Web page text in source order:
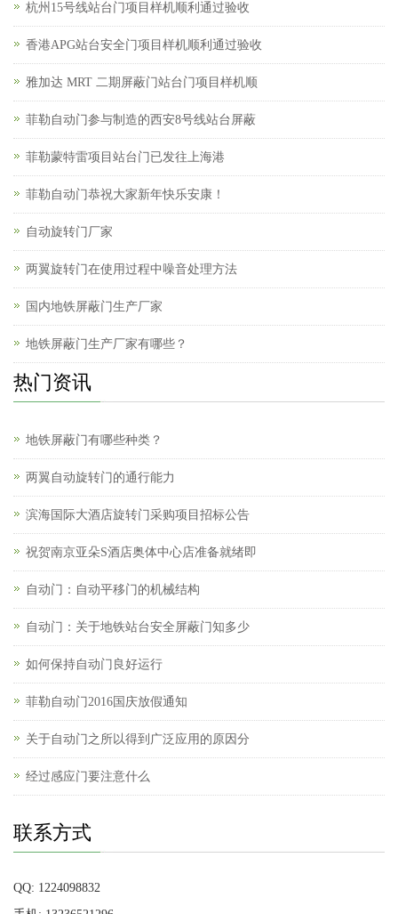
杭州15号线站台门项目样机顺利通过验收
香港APG站台安全门项目样机顺利通过验收
雅加达 MRT 二期屏蔽门站台门项目样机顺
菲勒自动门参与制造的西安8号线站台屏蔽
菲勒蒙特雷项目站台门已发往上海港
菲勒自动门恭祝大家新年快乐安康！
自动旋转门厂家
两翼旋转门在使用过程中噪音处理方法
国内地铁屏蔽门生产厂家
地铁屏蔽门生产厂家有哪些？
热门资讯
地铁屏蔽门有哪些种类？
两翼自动旋转门的通行能力
滨海国际大酒店旋转门采购项目招标公告
祝贺南京亚朵S酒店奥体中心店准备就绪即
自动门：自动平移门的机械结构
自动门：关于地铁站台安全屏蔽门知多少
如何保持自动门良好运行
菲勒自动门2016国庆放假通知
关于自动门之所以得到广泛应用的原因分
经过感应门要注意什么
联系方式
QQ: 1224098832